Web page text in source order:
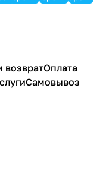
возвратОплата
Самовывоз